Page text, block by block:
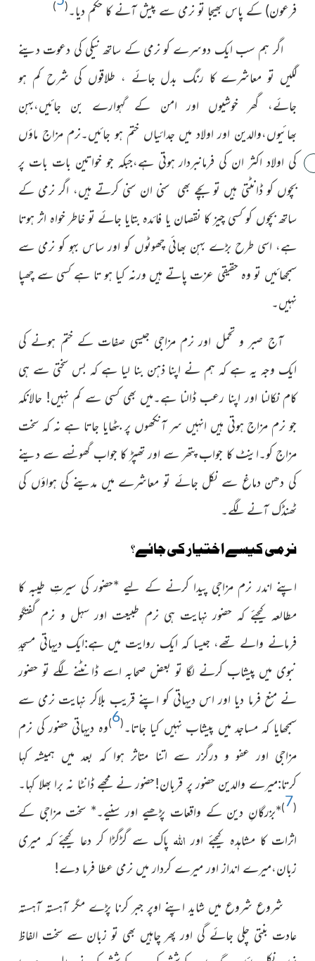
فرعون) کے پاس بھیجا تو نرمی سے پیش آنے کا حکم دیا۔(
)
اگر ہم سب ایک دوسرے کو نرمی کے ساتھ نیکی کی دعوت دینے
لگیں تو معاشرے کا رنگ بدل جائے ، طلاقوں کی شرح کم ہو
جائے، گھر خوشیوں اور امن کے گہوارے بن جائیں،بہن
بھائیوں،والدین اور اولاد میں جدائیاں ختم ہو جائیں۔نرم مزاج ماؤں
کی اولاد اکثر ان کی فرمانبردار ہوتی ہے،جبکہ جو خواتین بات بات پر
بچوں کو ڈانٹتی ہیں تو بچے بھی سنی ان سنی کرتے ہیں، اگر نرمی کے
ساتھ بچوں کو کسی چیز کا نقصان یا فائدہ بتایا جائے تو خاطر خواہ اثر ہوتا
ہے، اسی طرح بڑے بہن بھائی چھوٹوں کو اور ساس بہو کو نرمی سے
سمجھائیں تو وہ حقیقی عزت پاتے ہیں ورنہ کیا ہو تا ہے کسی سے چھپا
نہیں۔
آج صبر و تحمل اور نرم مزاجی جیسی صفات کے ختم ہونے کی
ایک وجہ یہ ہے کہ ہم نے اپنا ذہن بنا لیا ہے کہ بس سختی سے ہی
کام نکالنا اور اپنا رعب ڈالنا ہے۔میں بھی کسی سے کم نہیں! حالانکہ
جو نرم مزاج ہوتی ہیں انہیں سر آنکھوں پر بٹھایا جاتا ہے نہ کہ سخت
مزاج کو۔اینٹ کا جواب پتھر سے اور تھپڑ کا جواب گھونسے سے دینے
کی دھن دماغ سے نکل جائے تو معاشرے میں مدینے کی ہواؤں کی
ٹھنڈک آنے لگے۔
نرمی کیسے اختیار کی جائے؟
اپنے اندر نرم مزاجی پیدا کرنے کے لیے *حضور کی سیرتِ طیبہ کا
مطالعہ کیجئے کہ حضور نہایت ہی نرم طبیعت اور سہل و نرم گفتگو
فرمانے والے تھے، جیسا کہ ایک روایت میں ہے:ایک دیہاتی مسجدِ
نبوی میں پیشاب کرنے لگا تو بعض صحابہ اسے ڈانٹنے لگے تو حضور
نے منع فرما دیا اور اس دیہاتی کو اپنے قریب بلاکر نہایت نرمی سے
سمجھایا کہ مساجد میں پیشاب نہیں کیا جاتا۔(
6
)وہ دیہاتی حضور کی نرم
مزاجی اور عفو و درگزر سے اتنا متاثر ہوا کہ بعد میں ہمیشہ کہا
کرتا:میرے والدین حضور پر قربان!حضور نے مجھے ڈانٹا نہ برا بھلا کہا۔
(
7
)
*بزرگانِ دین کے واقعات پڑھیے اور سنیے۔* سخت مزاجی کے
اثرات کا مشاہدہ کیجئے اور اللہپاک سے گڑگڑا کر دعا کیجئے کہ میری
زبان،میرے انداز اور میرے کردار میں نرمی عطا فرما دے!
شروع شروع میں شاید اپنے اوپر جبر کرنا پڑے مگر آہستہ آہستہ
عادت بنتی چلی جائے گی اور پھر چاہیں بھی تو زبان سے سخت الفاظ